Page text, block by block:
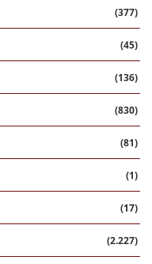
(377)
(45)
(136)
(830)
(81)
(1)
(17)
(2.227)